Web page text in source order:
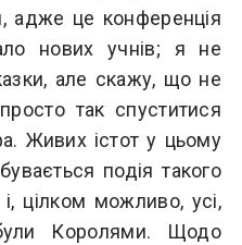
адже це конференція
нових учнів; я не
але скажу, що не
так спуститися
Живих істот у цьому
подія такого
цілком можливо, усі,
Королями. Щодо